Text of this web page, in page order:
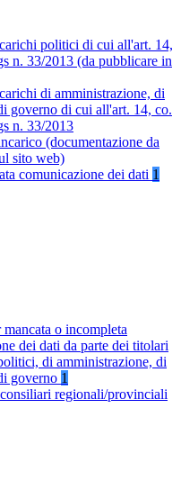
politici di cui all'art. 14,
n. 33/2013 (da pubblicare in
di amministrazione, di
governo di cui all'art. 14, co.
n. 33/2013
(documentazione da
sito web)
comunicazione dei dati 1
mancata o incompleta
dei dati da parte dei titolari
di amministrazione, di
governo 1
regionali/provinciali